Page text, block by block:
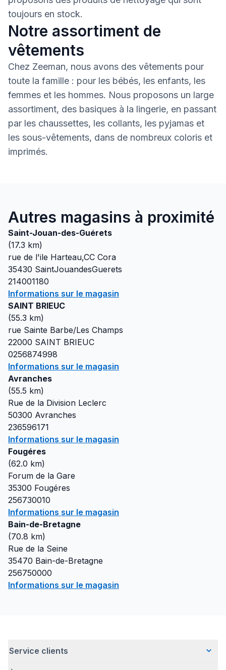
toujours en stock.
Notre assortiment de
vêtements
Chez Zeeman, nous avons des vêtements pour
toute la famille : pour les bébés, les enfants, les
femmes et les hommes. Nous proposons un large
assortiment, des basiques à la lingerie, en passant
par les chaussettes, les collants, les pyjamas et
les sous-vêtements, dans de nombreux coloris et
imprimés.
Autres magasins à proximité
Saint-Jouan-des-Guérets
(17.3 km)
rue de l'ile Harteau,CC Cora
35430 SaintJouandesGuerets
214001180
Informations sur le magasin
SAINT BRIEUC
(55.3 km)
rue Sainte Barbe/Les Champs
22000 SAINT BRIEUC
0256874998
Informations sur le magasin
Avranches
(55.5 km)
Rue de la Division Leclerc
50300 Avranches
236596171
Informations sur le magasin
Fougéres
(62.0 km)
Forum de la Gare
35300 Fougéres
256730010
Informations sur le magasin
Bain-de-Bretagne
(70.8 km)
Rue de la Seine
35470 Bain-de-Bretagne
256750000
Informations sur le magasin
Service clients